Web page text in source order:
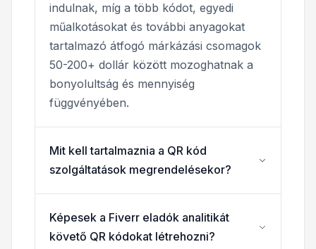
indulnak, míg a több kódot, egyedi
műalkotásokat és további anyagokat
tartalmazó átfogó márkázási csomagok
50-200+ dollár között mozoghatnak a
bonyolultság és mennyiség
függvényében.
Mit kell tartalmaznia a QR kód
szolgáltatások megrendelésekor?
Képesek a Fiverr eladók analitikát
követő QR kódokat létrehozni?